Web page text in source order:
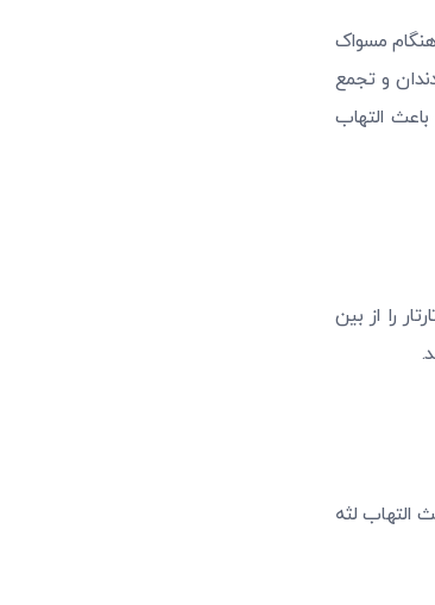
هنگام مسواک
و تجمع
التهاب
را از بین
التهاب لثه